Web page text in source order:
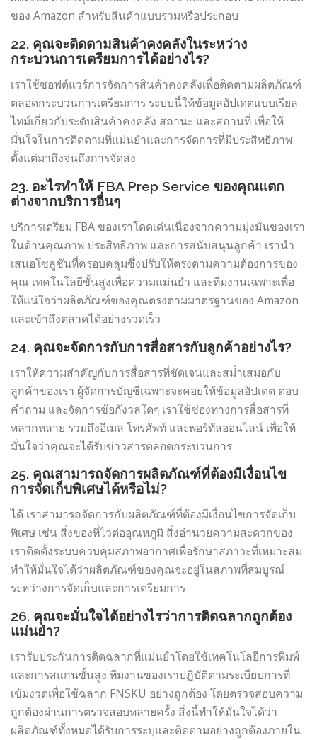
ของ Amazon สำหรับสินค้าแบบรวมหรือประกอบ
22. คุณจะติดตามสินค้าคงคลังในระหว่าง
กระบวนการเตรียมการได้อย่างไร?
เราใช้ซอฟต์แวร์การจัดการสินค้าคงคลังเพื่อติดตามผลิตภัณฑ์
ตลอดกระบวนการเตรียมการ ระบบนี้ให้ข้อมูลอัปเดตแบบเรียล
ไทม์เกี่ยวกับระดับสินค้าคงคลัง สถานะ และสถานที่ เพื่อให้
มั่นใจในการติดตามที่แม่นยำและการจัดการที่มีประสิทธิภาพ
ตั้งแต่มาถึงจนถึงการจัดส่ง
23. อะไรทำให้ FBA Prep Service ของคุณแตก
ต่างจากบริการอื่นๆ
บริการเตรียม FBA ของเราโดดเด่นเนื่องจากความมุ่งมั่นของเรา
ในด้านคุณภาพ ประสิทธิภาพ และการสนับสนุนลูกค้า เรานำ
เสนอโซลูชันที่ครอบคลุมซึ่งปรับให้ตรงตามความต้องการของ
คุณ เทคโนโลยีขั้นสูงเพื่อความแม่นยำ และทีมงานเฉพาะเพื่อ
ให้แน่ใจว่าผลิตภัณฑ์ของคุณตรงตามมาตรฐานของ Amazon
และเข้าถึงตลาดได้อย่างรวดเร็ว
24. คุณจะจัดการกับการสื่อสารกับลูกค้าอย่างไร?
เราให้ความสำคัญกับการสื่อสารที่ชัดเจนและสม่ำเสมอกับ
ลูกค้าของเรา ผู้จัดการบัญชีเฉพาะจะคอยให้ข้อมูลอัปเดต ตอบ
คำถาม และจัดการข้อกังวลใดๆ เราใช้ช่องทางการสื่อสารที่
หลากหลาย รวมถึงอีเมล โทรศัพท์ และพอร์ทัลออนไลน์ เพื่อให้
มั่นใจว่าคุณจะได้รับข่าวสารตลอดกระบวนการ
25. คุณสามารถจัดการผลิตภัณฑ์ที่ต้องมีเงื่อนไข
การจัดเก็บพิเศษได้หรือไม่?
ได้ เราสามารถจัดการกับผลิตภัณฑ์ที่ต้องมีเงื่อนไขการจัดเก็บ
พิเศษ เช่น สิ่งของที่ไวต่ออุณหภูมิ สิ่งอำนวยความสะดวกของ
เราติดตั้งระบบควบคุมสภาพอากาศเพื่อรักษาสภาวะที่เหมาะสม
ทำให้มั่นใจได้ว่าผลิตภัณฑ์ของคุณจะอยู่ในสภาพที่สมบูรณ์
ระหว่างการจัดเก็บและการเตรียมการ
26. คุณจะมั่นใจได้อย่างไรว่าการติดฉลากถูกต้อง
แม่นยำ?
เรารับประกันการติดฉลากที่แม่นยำโดยใช้เทคโนโลยีการพิมพ์
และการสแกนขั้นสูง ทีมงานของเราปฏิบัติตามระเบียบการที่
เข้มงวดเพื่อใช้ฉลาก FNSKU อย่างถูกต้อง โดยตรวจสอบความ
ถูกต้องผ่านการตรวจสอบหลายครั้ง สิ่งนี้ทำให้มั่นใจได้ว่า
ผลิตภัณฑ์ทั้งหมดได้รับการระบุและติดตามอย่างถูกต้องภายใน